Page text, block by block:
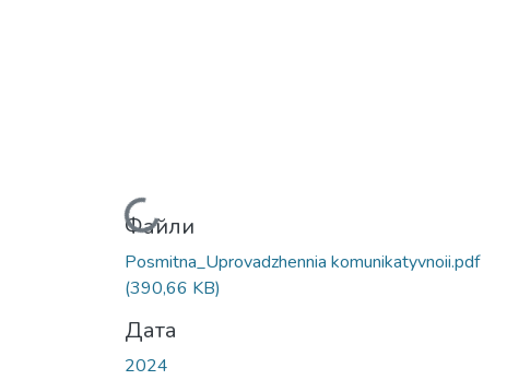
Вантажиться...
Файли
Posmitna_Uprovadzhennia komunikatyvnoii.pdf
(390,66 KB)
Дата
2024